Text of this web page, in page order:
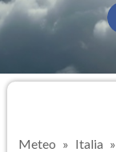
Meteo Italia